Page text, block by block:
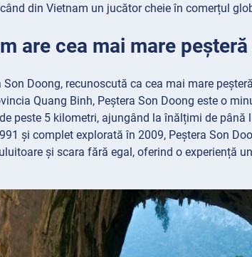
din Vietnam un jucător cheie în comerțul
are cea mai mare
Doong, recunoscută ca cea mai mare
Quang Binh, Peștera Son Doong este o
peste 5 kilometri, ajungând la înălțimi de
și complet explorată în 2009, Peștera Son
și scara fără egal, oferind o experiență